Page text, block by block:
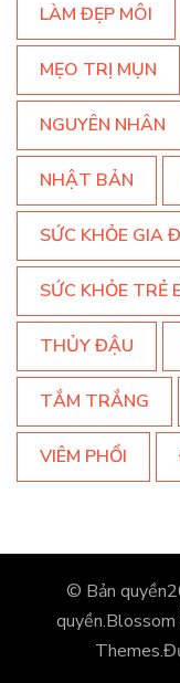
LÀM ĐẸP MÔI
MẸO TRỊ MỤN
NGUYÊN NHÂN
NHẬT BẢN
SỨC KHỎE GIA
SỨC KHỎE TRẺ
THỦY ĐẬU
TẮM TRẮNG
VIÊM PHỔI
© Bản
quyền.
Themes